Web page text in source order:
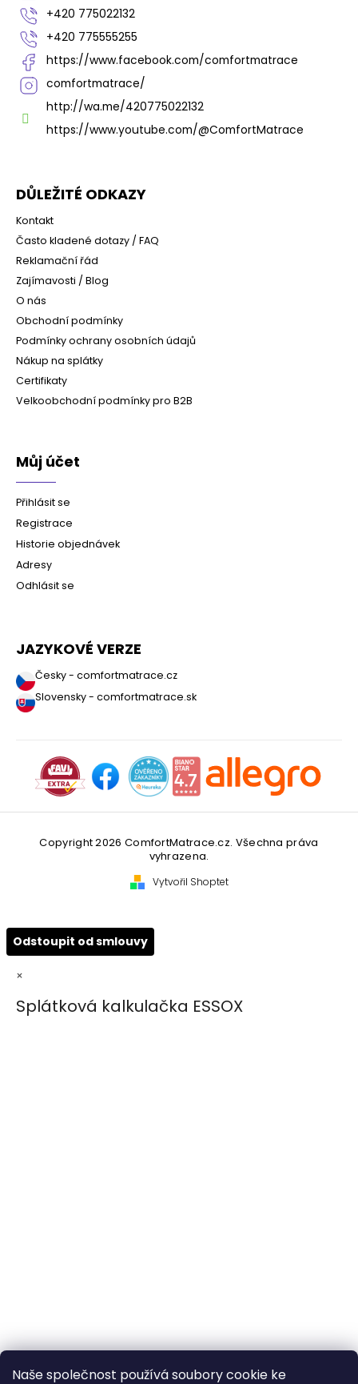
Naše společnost používá soubory cookie ke
+420 775022132
+420 775555255
https://www.facebook.com/comfortmatrace
comfortmatrace/
http://wa.me/420775022132
https://www.youtube.com/@ComfortMatrace
DŮLEŽITÉ ODKAZY
Kontakt
Často kladené dotazy / FAQ
Reklamační řád
Zajímavosti / Blog
O nás
Obchodní podmínky
Podmínky ochrany osobních údajů
Nákup na splátky
Certifikaty
Velkoobchodní podmínky pro B2B
Můj účet
Přihlásit se
Registrace
Historie objednávek
Adresy
Odhlásit se
JAZYKOVÉ VERZE
Česky - comfortmatrace.cz
Slovensky - comfortmatrace.sk
Vytvořil Shoptet
Copyright 2026 ComfortMatrace.cz. Všechna práva
vyhrazena.
Odstoupit od smlouvy
×
Splátková kalkulačka ESSOX